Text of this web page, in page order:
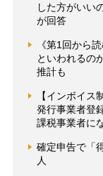
した方がいい
が回答
《第1回から
といわれるの
推計も
【インボイ
発行事業者登
課税事業者に
確定申告で「
人